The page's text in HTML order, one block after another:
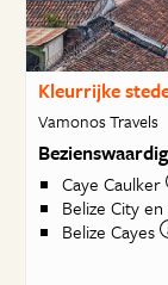
Kleurrijke
Vamonos Travels
Caye Caulker
Belize City
Belize Cayes